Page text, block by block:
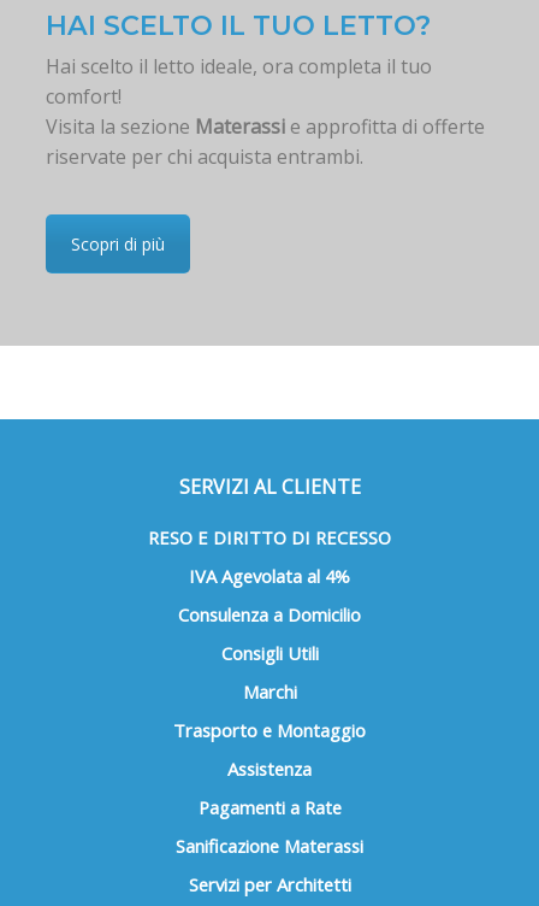
HAI SCELTO IL TUO LETTO?
Hai scelto il letto ideale, ora completa il tuo
comfort!
Visita la sezione Materassi e approfitta di offerte
riservate per chi acquista entrambi.
Scopri di più
SERVIZI AL CLIENTE
RESO E DIRITTO DI RECESSO
IVA Agevolata al 4%
Consulenza a Domicilio
Consigli Utili
Marchi
Trasporto e Montaggio
Assistenza
Pagamenti a Rate
Sanificazione Materassi
Servizi per Architetti